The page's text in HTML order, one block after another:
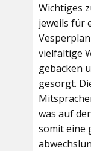
Wichtiges
jeweils für
vielfältige
gebacken
gesorgt.
was auf
somit eine